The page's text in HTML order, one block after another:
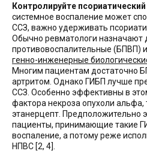
Контролируйте
системное воспаление может
ССЗ, важно удерживать
Обычно ревматологи назначают
противовоспалительные (БПВП) и
генно-инженерные
Многим пациентам достаточно
артритом. Однако ГИБП лучше
ССЗ. Особенно эффективны в
фактора некроза опухоли
этанерцепт. Предположительно
пациенты, принимающие такие
воспаление, а потому реже
НПВС [2, 4].